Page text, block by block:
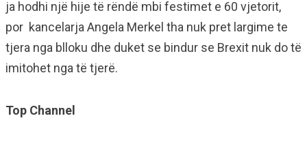
ja hodhi një hije të rëndë mbi festimet e 60 vjetorit,
por kancelarja Angela Merkel tha nuk pret largime te
tjera nga blloku dhe duket se bindur se Brexit nuk do të
imitohet nga të tjerë.
Top Channel